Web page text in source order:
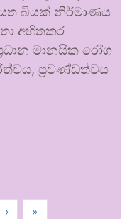
බියක් නිර්මාණය
අහිතකර
මානසික රෝග
ප්‍රචණ්ඩත්වය
› »